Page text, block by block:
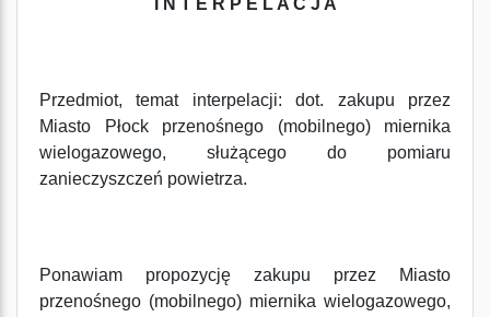
I N T E R P E L A C J A
Przedmiot, temat interpelacji: dot. zakupu przez
Miasto Płock przenośnego (mobilnego) miernika
wielogazowego, służącego do pomiaru
zanieczyszczeń powietrza.
Ponawiam propozycję zakupu przez Miasto
przenośnego (mobilnego) miernika wielogazowego,